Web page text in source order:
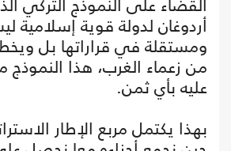
أردوغان لدولة قوية إسلامية
ومستقلة في قراراتها بل
من زعماء الغرب، هذا
عليه بأي ثمن.
بهذا يكتمل مربع الإطار